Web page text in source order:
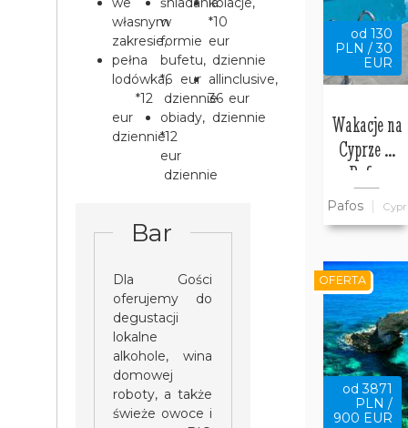
własnym
zakresie,
pełna
lodówka,
*12
eur
dziennie
w
formie
bufetu,
*6 eur
dziennie
obiady,
*12
eur
dziennie
*10
eur
dziennie
allinclusive,
36 eur
dziennie
Bar
Dla Gości
oferujemy do
degustacji
lokalne
alkohole, wina
domowej
roboty, a także
świeże owoce i
od 130
PLN / 30
EUR
Wakacje na
Cyprze w
Pafos
Pafos Cypr
od 3871
PLN /
900 EUR
OFERTA